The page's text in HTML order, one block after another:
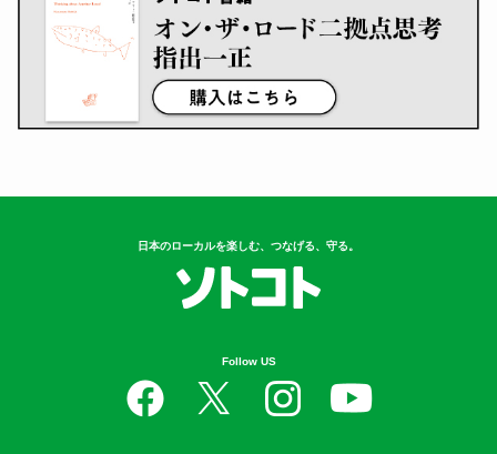
日本のローカルを楽しむ、つなげる、守る。
Follow US